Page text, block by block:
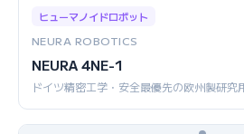
ヒューマノイドロボット
NEURA ROBOTICS
NEURA 4NE-1
ドイツ精密工学・安全最優先の欧州製研究